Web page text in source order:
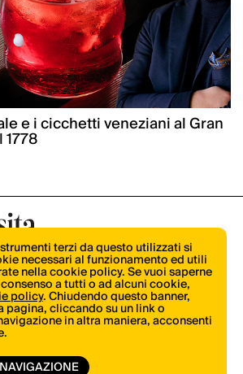
e i cicchetti veneziani al Gran
terzi da questo utilizzati si
necessari al funzionamento ed utili
nella cookie policy. Se vuoi saperne
a tutti o ad alcuni cookie,
policy. Chiudendo questo banner,
pagina, cliccando su un link o
in altra maniera, acconsenti